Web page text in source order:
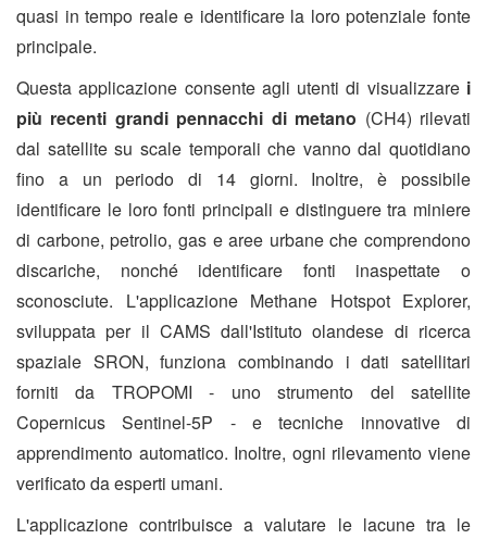
quasi in tempo reale e identificare la loro potenziale fonte
principale.
Questa applicazione consente agli utenti di visualizzarei
più recenti grandi pennacchi di metano (CH4) rilevati
dal satellite su scale temporali che vanno dal quotidiano
fino a un periodo di 14 giorni. Inoltre, è possibile
identificare le loro fonti principali e distinguere tra miniere
di carbone, petrolio, gas e aree urbane che comprendono
discariche, nonché identificare fonti inaspettate o
sconosciute. L'applicazione Methane Hotspot Explorer,
sviluppata per il CAMS dall'Istituto olandese di ricerca
spaziale SRON, funziona combinando i dati satellitari
forniti da TROPOMI - uno strumento del satellite
Copernicus Sentinel-5P - e tecniche innovative di
apprendimento automatico. Inoltre, ogni rilevamento viene
verificato da esperti umani.
L'applicazione contribuisce a valutare le lacune tra le